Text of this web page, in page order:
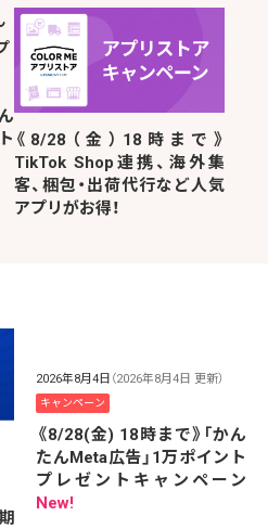
《8/28（金）18時まで》
TikTok Shop連携、海外集
客、梱包・出荷代行など人気
アプリがお得！
2026年8月4日 （2026年8月4日 更新）
キャンペーン
《8/28(金) 18時まで》「かん
たんMeta広告」1万ポイント
プレゼントキャンペーン
New!